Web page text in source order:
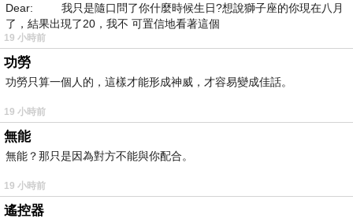
Dear: 我只是隨口問了你什麼時候生日?想說獅子座的你現在八月
了，結果出現了20，我不 可置信地看著這個
19 小時前
功勞
功勞只算一個人的，這樣才能形成神威，才容易變成佳話。
19 小時前
無能
無能？那只是因為對方不能與你配合。
19 小時前
遙控器